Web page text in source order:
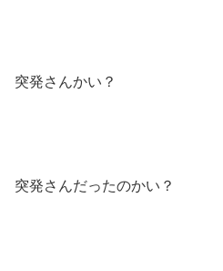
突発さんかい？
突発さんだったのかい？